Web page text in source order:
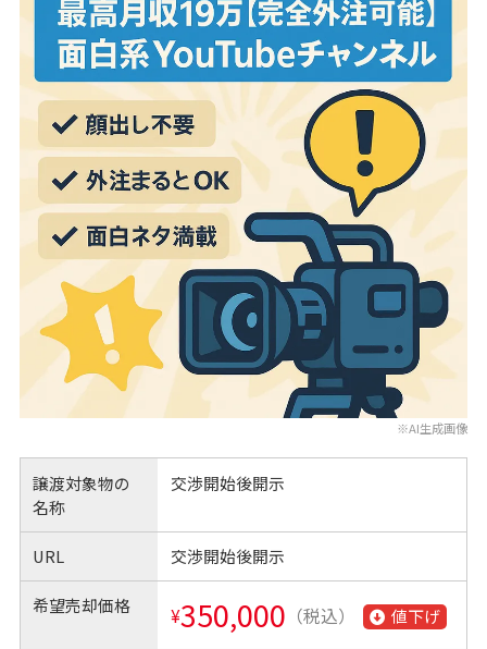
※AI生成画像
譲渡対象物の
名称
交渉開始後開示
URL 交渉開始後開示
希望売却価格 ¥350,000 （税込） 値下げ